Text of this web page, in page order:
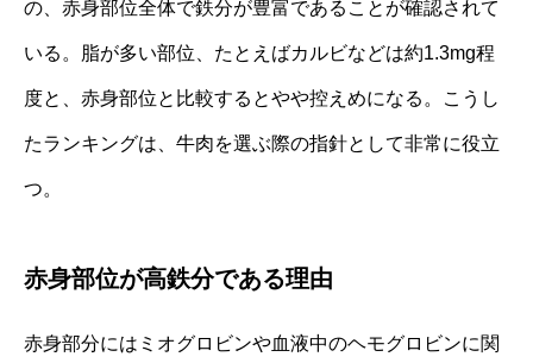
の、赤身部位全体で鉄分が豊富であることが確認されて
いる。脂が多い部位、たとえばカルビなどは約1.3mg程
度と、赤身部位と比較するとやや控えめになる。こうし
たランキングは、牛肉を選ぶ際の指針として非常に役立
つ。
赤身部位が高鉄分である理由
赤身部分にはミオグロビンや血液中のヘモグロビンに関